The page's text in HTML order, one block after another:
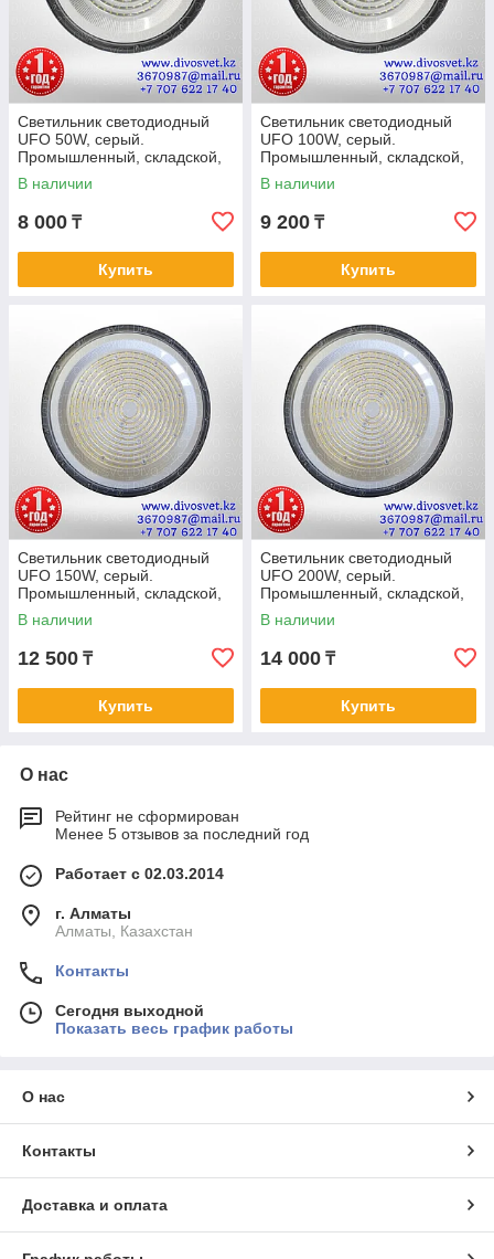
Светильник светодиодный
UFO 50W, серый.
Промышленный, складской,
подвесной диодный УФО 50
Ватт.
В наличии
8 000 ₸
Купить
Светильник светодиодный
UFO 100W, серый.
Промышленный, складской,
подвесной диодный УФО 100
Ватт.
В наличии
9 200 ₸
Купить
Светильник светодиодный
UFO 150W, серый.
Промышленный, складской,
подвесной диодный УФО 150
Ватт.
В наличии
12 500 ₸
Купить
Светильник светодиодный
UFO 200W, серый.
Промышленный, складской,
подвесной диодный УФО 200
Ватт.
В наличии
14 000 ₸
Купить
О нас
Рейтинг не сформирован
Менее 5 отзывов за последний год
Работает с 02.03.2014
г. Алматы
Алматы, Казахстан
Контакты
Сегодня выходной
Показать весь график работы
О нас
Контакты
Доставка и оплата